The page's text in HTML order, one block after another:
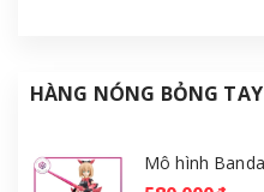
HÀNG NÓNG BỎNG TAY